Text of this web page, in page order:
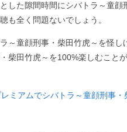
した隙間時間にシバトラ～童
も全く問題ないでしょう。
～童顔刑事・柴田竹虎～を怪
柴田竹虎～を100%楽しむことが
ミアムでシバトラ～童顔刑事